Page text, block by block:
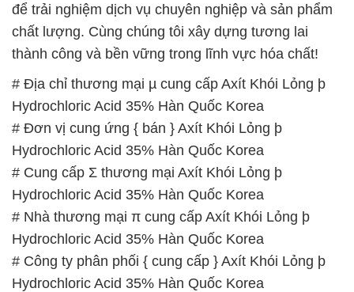
để trải nghiệm dịch vụ chuyên nghiệp và sản phẩm
chất lượng. Cùng chúng tôi xây dựng tương lai
thành công và bền vững trong lĩnh vực hóa chất!
# Địa chỉ thương mại µ cung cấp Axít Khói Lỏng þ
Hydrochloric Acid 35% Hàn Quốc Korea
# Đơn vị cung ứng { bán } Axít Khói Lỏng þ
Hydrochloric Acid 35% Hàn Quốc Korea
# Cung cấp Σ thương mại Axít Khói Lỏng þ
Hydrochloric Acid 35% Hàn Quốc Korea
# Nhà thương mại π cung cấp Axít Khói Lỏng þ
Hydrochloric Acid 35% Hàn Quốc Korea
# Công ty phân phối { cung cấp } Axít Khói Lỏng þ
Hydrochloric Acid 35% Hàn Quốc Korea